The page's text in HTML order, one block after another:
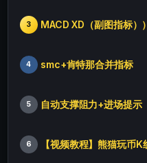
3 MACD XD（副图指标）
4 smc+肯特那合并指标
5 自动支撑阻力+进场提示
6 【视频教程】熊猫玩币K